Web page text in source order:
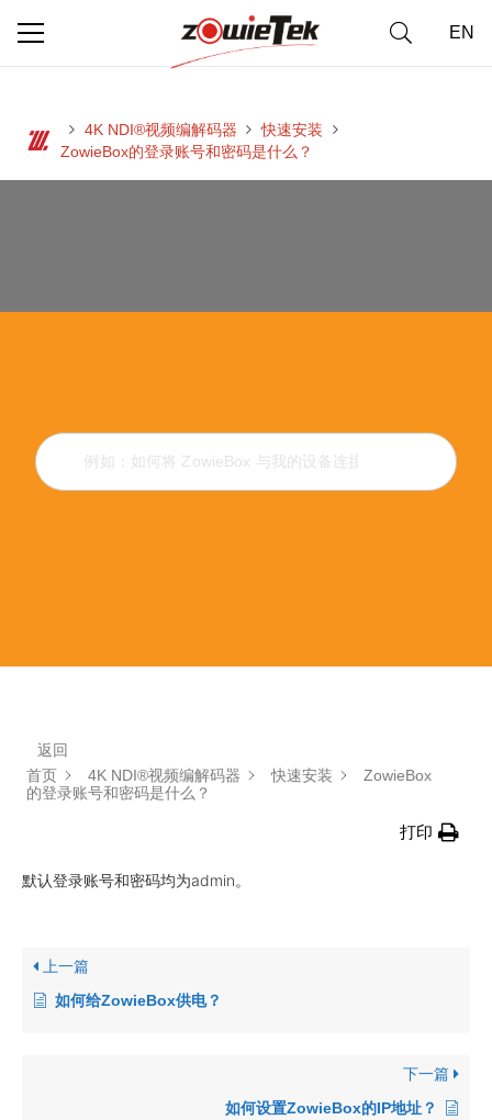
EN
4K NDI®视频编解码器
快速安装
ZowieBox的登录账号和密码是什么？
返回
首页
4K NDI®视频编解码器 快速安装
ZowieBox
的登录账号和密码是什么？
打印
默认登录账号和密码均为admin。
上一篇
如何给ZowieBox供电？
下一篇
如何设置ZowieBox的IP地址？